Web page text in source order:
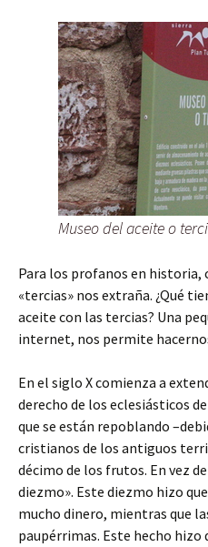
Museo del aceite o
Para los profanos en
«tercias» nos extraña. ¿Qué
aceite con las tercias? Una
internet, nos permite
En el siglo X comienza a
derecho de los eclesiásticos
que se están repoblando
cristianos de los antiguos
décimo de los frutos. En vez
diezmo». Este diezmo hizo
mucho dinero, mientras que
paupérrimas. Este hecho hizo